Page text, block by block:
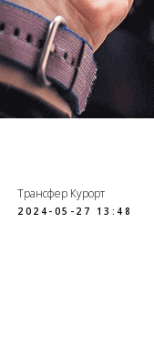
Трансфер Курорт
2024-05-27 13:48